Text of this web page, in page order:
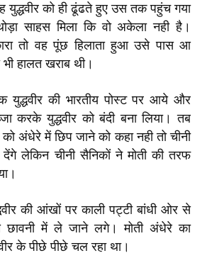
युद्धवीर को ही ढूंढते हुए उस तक पहुंच गया
साहस मिला कि वो अकेला नही है।
तो वह पूंछ हिलाता हुआ उसे पास आ
हालत खराब थी।
युद्धवीर की भारतीय पोस्ट पर आये और
करके युद्धवीर को बंदी बना लिया। तब
को अंधेरे में छिप जाने को कहा नही तो चीनी
लेकिन चीनी सैनिकों ने मोती की तरफ
की आंखों पर काली पट्टी बांधी ओर से
छावनी में ले जाने लगे। मोती अंधेरे का
के पीछे पीछे चल रहा था।